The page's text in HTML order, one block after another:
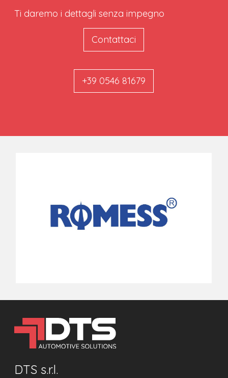
Ti daremo i dettagli senza impegno
Contattaci
+39 0546 81679
DTS s.r.l.